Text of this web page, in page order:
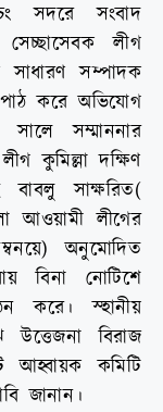
সদরে সংবাদ
লীগ
সাধারণ সম্পাদক
করে অভিযোগ
সম্মাননার
কুমিল্লা দক্ষিণ
সাক্ষরিত(
আওয়ামী লীগের
অনুমোদিত
বিনা নোটিশে
করে। স্হানীয়
উত্তেজনা বিরাজ
কমিটি
জানান।